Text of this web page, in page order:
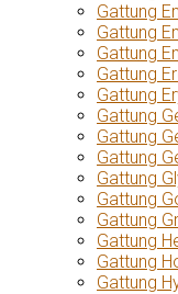
Gattung
Gattung
Gattung
Gattung
Gattung
Gattung
Gattung
Gattung
Gattung
Gattung
Gattung
Gattung
Gattung
Gattung